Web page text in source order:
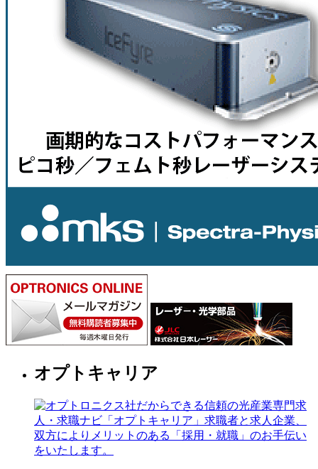
オプトキャリア